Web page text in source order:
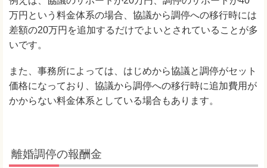
万円という料金体系の場合、協議から調停への移行時には
差額の20万円を追加するだけでよいとされていることが多
いです。
また、事務所によっては、はじめから協議と調停がセット
価格になっており、協議から調停への移行時に追加費用が
かからない料金体系としている場合もあります。
離婚調停の報酬金